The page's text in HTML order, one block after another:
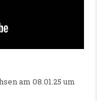
am 08.01.25 um